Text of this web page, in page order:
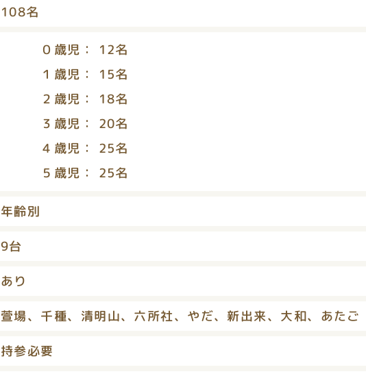
108名
０歳児： 12名
１歳児： 15名
２歳児： 18名
３歳児： 20名
４歳児： 25名
５歳児： 25名
年齢別
9台
あり
萱場、千種、清明山、六所社、やだ、新出来、大和、あた
持参必要